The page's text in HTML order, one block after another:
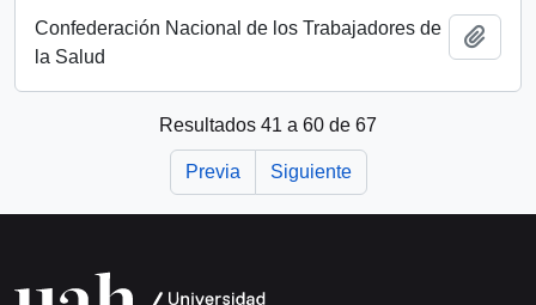
Confederación Nacional de los Trabajadores de
la Salud
Resultados 41 a 60 de 67
Previa Siguiente